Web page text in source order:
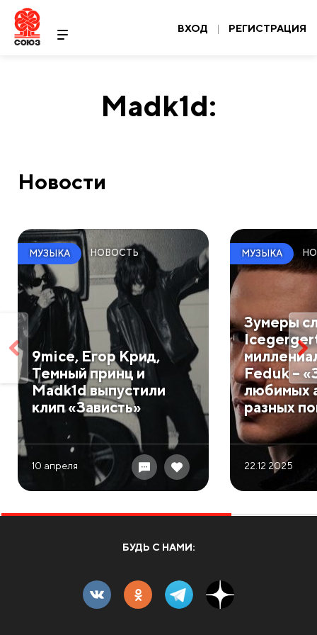
ВХОД | РЕГИСТРАЦИЯ
Madk1d:
Новости
МУЗЫКА НОВОСТЬ
9mice, Егор Крид,
Темный принц и
Madk1d выпустили
клип «Зависть»
10 апреля
МУЗЫКА
Зумеры
Feduk –
любимых
разных
22.12 2025
БУДЬ С НАМИ: